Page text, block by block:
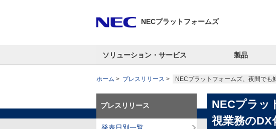
NECプラットフォームズ
ソリューション・サービス 製品
ホーム プレスリリース NECプラットフォームズ、夜間で
NECプラッ
視業務の
プレスリリース